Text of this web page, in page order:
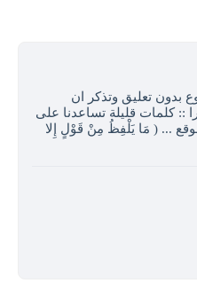
بدون تعليق وتذكر ان
:: كلمات قليلة تساعدنا على
... ( مَا يَلْفِظُ مِنْ قَوْلٍ إِلا